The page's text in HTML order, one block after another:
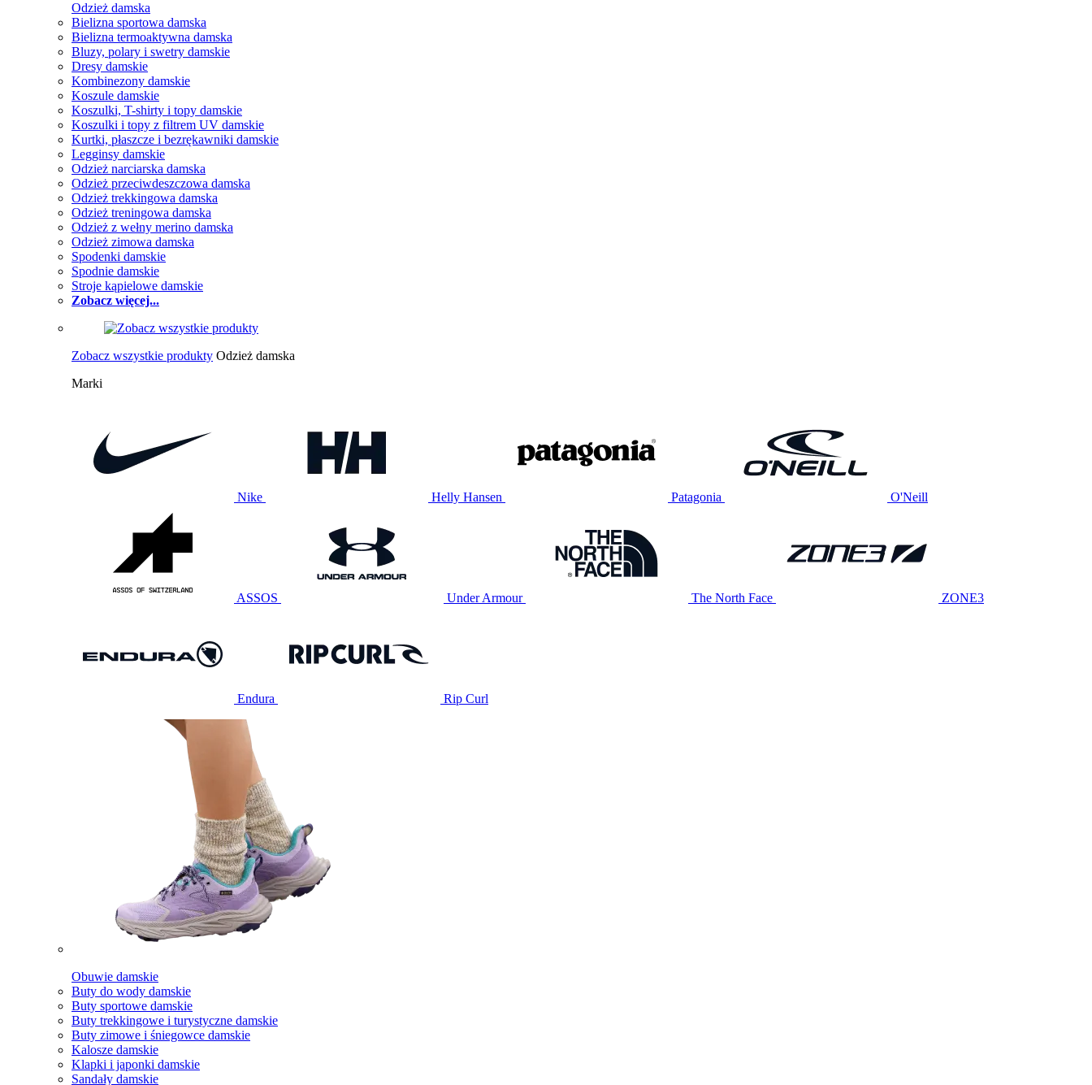
Odzież damska
Bielizna sportowa damska
Bielizna termoaktywna damska
Bluzy, polary i swetry damskie
Dresy damskie
Kombinezony damskie
Koszule damskie
Koszulki, T-shirty i topy damskie
Koszulki i topy z filtrem UV damskie
Kurtki, płaszcze i bezrękawniki damskie
Legginsy damskie
Odzież narciarska damska
Odzież przeciwdeszczowa damska
Odzież trekkingowa damska
Odzież treningowa damska
Odzież z wełny merino damska
Odzież zimowa damska
Spodenki damskie
Spodnie damskie
Stroje kąpielowe damskie
Zobacz więcej...
Zobacz wszystkie produkty Odzież damska
Marki
Nike Helly Hansen Patagonia O'Neill
ASSOS Under Armour The North Face ZONE3
Endura Rip Curl
Obuwie damskie
Buty do wody damskie
Buty sportowe damskie
Buty trekkingowe i turystyczne damskie
Buty zimowe i śniegowce damskie
Kalosze damskie
Klapki i japonki damskie
Sandały damskie